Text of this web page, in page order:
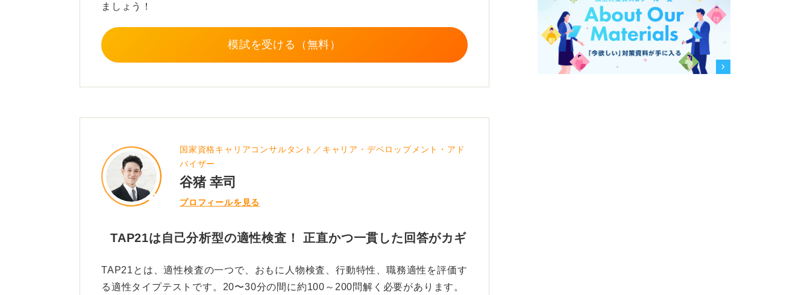
題が出題されるようです。SPIで基礎力を養い、応用としてTAPに取り組みまし
ょう。
ましょう！
模試を受ける（無料）
国家資格キャリアコンサルタント／キャリア・デベロップメント・アド
バイザー
谷猪 幸司
プロフィールを見る
TAP21は自己分析型の適性検査！ 正直かつ一貫した回答がカギ
TAP21とは、適性検査の一つで、おもに人物検査、行動特性、職務適性を評価す
る適性タイプテストです。20〜30分の間に約100～200問解く必要があります。